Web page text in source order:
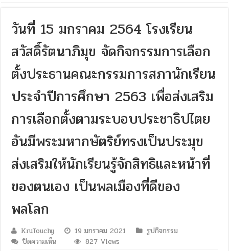
วันที่ 15 มกราคม 2564 โรงเรียน
สวัสดิ์รัตนาภิมุข จัดกิจกรรมการเลือก
ตั้งประธานคณะกรรมการสภานักเรียน
ประจำปีการศึกษา 2563 เพื่อส่งเสริม
การเลือกตั้งตามระบอบประชาธิปไตย
อันมีพระมหากษัตริย์ทรงเป็นประมุข
ส่งเสริมให้นักเรียนรู้จักสิทธิและหน้าที่
ของตนเอง เป็นพลเมืองที่ดีของ
พลโลก
KruTouchy 19 มกราคม 2021
รูปกิจกรรม
ปิดความเห็น
827 Views